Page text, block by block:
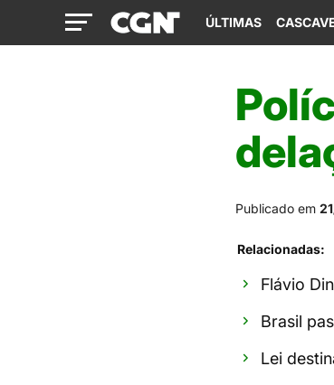
ÚLTIMAS
Publicado em
Relacionadas:
Flávio
Brasil
Lei